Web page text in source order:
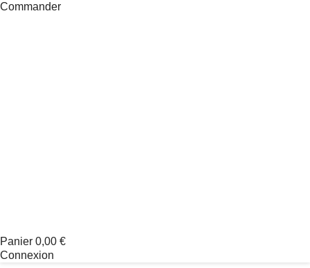
Commander
Panier 0,00 €
Connexion